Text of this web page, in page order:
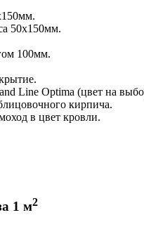
50х150мм.
100мм.
Line Optima (цвет на
кирпича.
в цвет кровли.
1 м2